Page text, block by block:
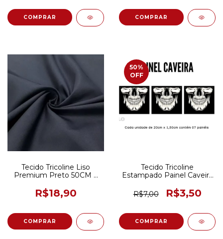
Tecido Tricoline Liso
Premium Preto 50CM X
R$18,90
50%
OFF
Tecido Tricoline
Estampado Painel Caveira
R$7,00
R$3,50